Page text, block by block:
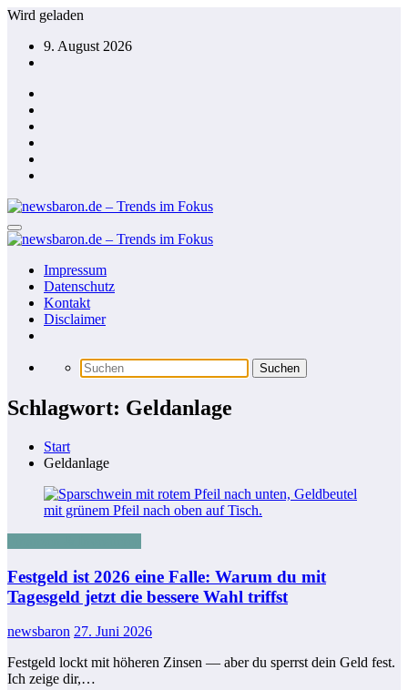
Zum
springen
Wird geladen
9. August 2026
Impressum
Datenschutz
Kontakt
Disclaimer
Schlagwort: Geldanlage
Start
Geldanlage
Festgeld ist 2026 eine Falle: Warum du mit
Tagesgeld jetzt die bessere Wahl triffst
newsbaron 27. Juni 2026
Festgeld lockt mit höheren Zinsen — aber du sperrst dein Geld fest.
Ich zeige dir,…